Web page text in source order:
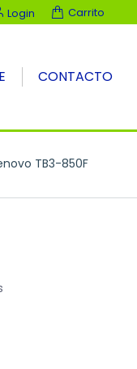
Login Carrito
CONTACTO
TB3-850F